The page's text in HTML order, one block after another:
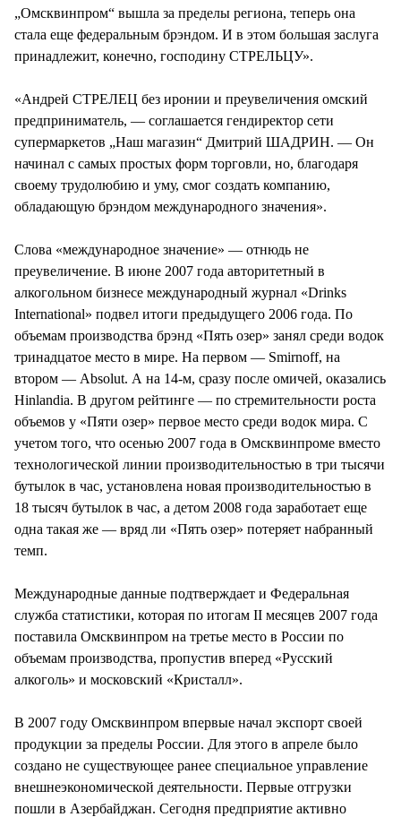
„Омсквинпром“ вышла за пределы региона, теперь она
стала еще федеральным брэндом. И в этом большая заслуга
принадлежит, конечно, господину СТРЕЛЬЦУ».
«Андрей СТРЕЛЕЦ без иронии и преувеличения омский
предприниматель, — соглашается гендиректор сети
супермаркетов „Наш магазин“ Дмитрий ШАДРИН. — Он
начинал с самых простых форм торговли, но, благодаря
своему трудолюбию и уму, смог создать компанию,
обладающую брэндом международного значения».
Слова «международное значение» — отнюдь не
преувеличение. В июне 2007 года авторитетный в
алкогольном бизнесе международный журнал «Drinks
International» подвел итоги предыдущего 2006 года. По
объемам производства брэнд «Пять озер» занял среди водок
тринадцатое место в мире. На первом — Smirnoff, на
втором — Absolut. А на 14-м, сразу после омичей, оказались
Hinlandia. В другом рейтинге — по стремительности роста
объемов у «Пяти озер» первое место среди водок мира. С
учетом того, что осенью 2007 года в Омсквинпроме вместо
технологической линии производительностью в три тысячи
бутылок в час, установлена новая производительностью в
18 тысяч бутылок в час, а детом 2008 года заработает еще
одна такая же — вряд ли «Пять озер» потеряет набранный
темп.
Международные данные подтверждает и Федеральная
служба статистики, которая по итогам II месяцев 2007 года
поставила Омсквинпром на третье место в России по
объемам производства, пропустив вперед «Русский
алкоголь» и московский «Кристалл».
В 2007 году Омсквинпром впервые начал экспорт своей
продукции за пределы России. Для этого в апреле было
создано не существующее ранее специальное управление
внешнеэкономической деятельности. Первые отгрузки
пошли в Азербайджан. Сегодня предприятие активно